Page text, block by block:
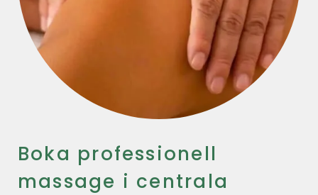
Boka professionell
massage i centrala